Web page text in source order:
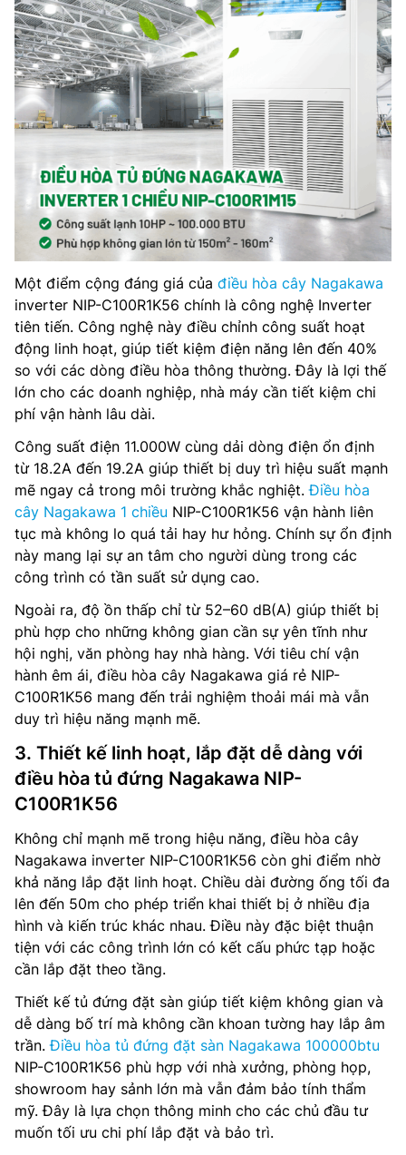
Một điểm cộng đáng giá của điều hòa cây Nagakawa
inverter NIP-C100R1K56 chính là công nghệ Inverter
tiên tiến. Công nghệ này điều chỉnh công suất hoạt
động linh hoạt, giúp tiết kiệm điện năng lên đến 40%
so với các dòng điều hòa thông thường. Đây là lợi thế
lớn cho các doanh nghiệp, nhà máy cần tiết kiệm chi
phí vận hành lâu dài.
Công suất điện 11.000W cùng dải dòng điện ổn định
từ 18.2A đến 19.2A giúp thiết bị duy trì hiệu suất mạnh
mẽ ngay cả trong môi trường khắc nghiệt.Điều hòa
cây Nagakawa 1 chiều NIP-C100R1K56 vận hành liên
tục mà không lo quá tải hay hư hỏng. Chính sự ổn định
này mang lại sự an tâm cho người dùng trong các
công trình có tần suất sử dụng cao.
Ngoài ra, độ ồn thấp chỉ từ 52–60 dB(A) giúp thiết bị
phù hợp cho những không gian cần sự yên tĩnh như
hội nghị, văn phòng hay nhà hàng. Với tiêu chí vận
hành êm ái, điều hòa cây Nagakawa giá rẻ NIP-
C100R1K56 mang đến trải nghiệm thoải mái mà vẫn
duy trì hiệu năng mạnh mẽ.
3. Thiết kế linh hoạt, lắp đặt dễ dàng với
điều hòa tủ đứng Nagakawa NIP-
C100R1K56
Không chỉ mạnh mẽ trong hiệu năng, điều hòa cây
Nagakawa inverter NIP-C100R1K56 còn ghi điểm nhờ
khả năng lắp đặt linh hoạt. Chiều dài đường ống tối đa
lên đến 50m cho phép triển khai thiết bị ở nhiều địa
hình và kiến trúc khác nhau. Điều này đặc biệt thuận
tiện với các công trình lớn có kết cấu phức tạp hoặc
cần lắp đặt theo tầng.
Thiết kế tủ đứng đặt sàn giúp tiết kiệm không gian và
dễ dàng bố trí mà không cần khoan tường hay lắp âm
trần.Điều hòa tủ đứng đặt sàn Nagakawa 100000btu
NIP-C100R1K56 phù hợp với nhà xưởng, phòng họp,
showroom hay sảnh lớn mà vẫn đảm bảo tính thẩm
mỹ. Đây là lựa chọn thông minh cho các chủ đầu tư
muốn tối ưu chi phí lắp đặt và bảo trì.